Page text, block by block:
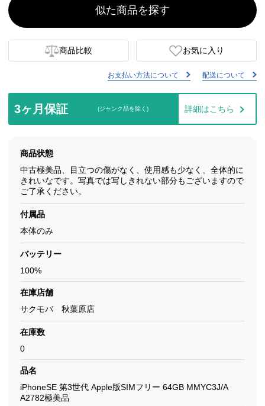
似た商品を探す
商品比較 お気に入り
お支払い方法について 配送について
3ヶ月保証 (ジャンク品を除く) 詳細はこちら
商品状態
中古極美品、目立つの傷がなく、使用感も少なく、全体的に
きれいなです。写真では写しきれない部分もございますので
ご了承ください。
付属品
本体のみ
バッテリー
100%
在庫店舗
サクモバ 秋葉原店
在庫数
0
品名
iPhoneSE 第3世代 Apple版SIMフリー 64GB MMYC3J/A
A2782極美品